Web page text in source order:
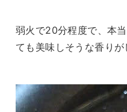
弱火で20分程度で、本
ても美味しそうな香りが